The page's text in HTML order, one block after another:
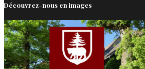
Découvrez-nous en images